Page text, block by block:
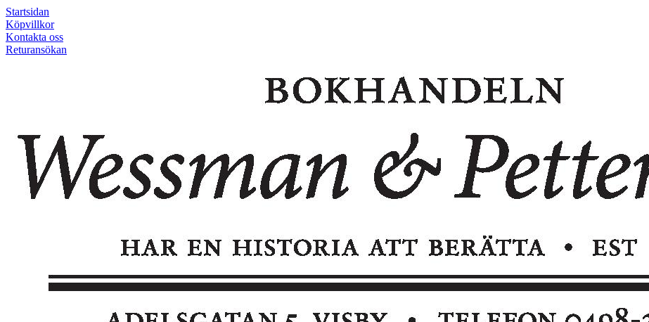
Startsidan
Köpvillkor
Kontakta oss
Returansökan